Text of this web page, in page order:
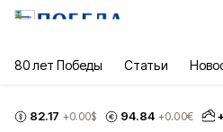
80 лет Победы Статьи
82.17 +0.00$ 94.84 +0.00€